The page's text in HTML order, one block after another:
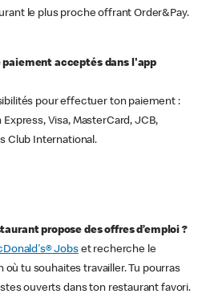
le plus proche offrant Order&Pay.
paiement acceptés dans l'app
pour effectuer ton paiement :
Express, Visa, MasterCard, JCB,
Club International.
propose des offres d’emploi ?
Jobset recherche le
où tu souhaites travailler. Tu pourras
ouverts dans ton restaurant favori.